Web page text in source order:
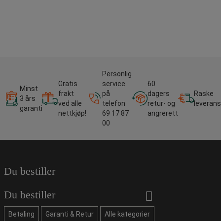
Minst
3 års
garanti
Gratis
frakt
ved alle
nettkjøp!
Personlig
service
på
telefon
69 17 87
00
60
dagers
retur- og
angrerett
Raske
Du bestiller
Du bestiller
Betaling Garanti & Retur Alle kategorier